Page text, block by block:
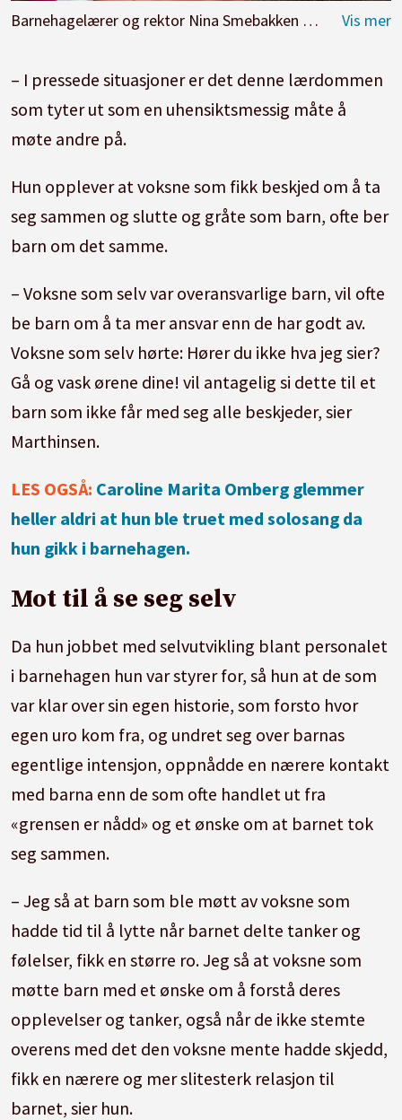
Barnehagelærer og rektor Nina Smebakken Marthinsen ved EQ Institute.
– I pressede situasjoner er det denne lærdommen
som tyter ut som en uhensiktsmessig måte å
møte andre på.
Hun opplever at voksne som fikk beskjed om å ta
seg sammen og slutte og gråte som barn, ofte ber
barn om det samme.
– Voksne som selv var overansvarlige barn, vil ofte
be barn om å ta mer ansvar enn de har godt av.
Voksne som selv hørte: Hører du ikke hva jeg sier?
Gå og vask ørene dine! vil antagelig si dette til et
barn som ikke får med seg alle beskjeder, sier
Marthinsen.
LES OGSÅ: Caroline Marita Omberg glemmer
heller aldri at hun ble truet med solosang da
hun gikk i barnehagen.
Mot til å se seg selv
Da hun jobbet med selvutvikling blant personalet
i barnehagen hun var styrer for, så hun at de som
var klar over sin egen historie, som forsto hvor
egen uro kom fra, og undret seg over barnas
egentlige intensjon, oppnådde en nærere kontakt
med barna enn de som ofte handlet ut fra
«grensen er nådd» og et ønske om at barnet tok
seg sammen.
– Jeg så at barn som ble møtt av voksne som
hadde tid til å lytte når barnet delte tanker og
følelser, fikk en større ro. Jeg så at voksne som
møtte barn med et ønske om å forstå deres
opplevelser og tanker, også når de ikke stemte
overens med det den voksne mente hadde skjedd,
fikk en nærere og mer slitesterk relasjon til
barnet, sier hun.